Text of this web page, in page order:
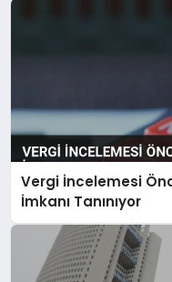
Vergi İncelemesi
İmkanı Tanınıyor